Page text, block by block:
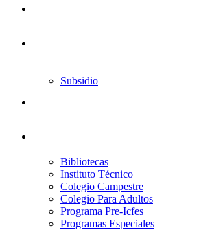
Subsidio
Bibliotecas
Instituto Técnico
Colegio Campestre
Colegio Para Adultos
Programa Pre-Icfes
Programas Especiales